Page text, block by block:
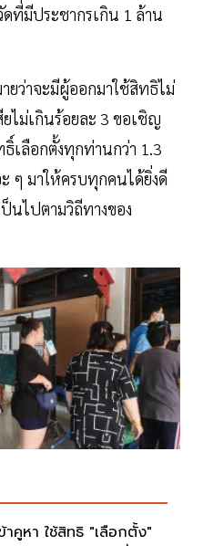
ที่มีประชากรเกิน 1 ล้าน
ยว่าจะมีผู้ออกมาใช้สิทธิไม่
ไม่เกินร้อยละ 3 ขอเชิญ
เลือกตั้งทุกท่านกว่า 1.3
ๆ มาให้ครบทุกคนได้ยิ่งดี
นไปตามวิถีทางของ
าคูหา ใช้สิทธิ "เลือกตั้ง"